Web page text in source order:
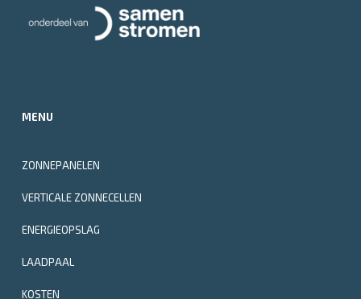
MENU
ZONNEPANELEN
VERTICALE ZONNECELLEN
ENERGIEOPSLAG
LAADPAAL
KOSTEN